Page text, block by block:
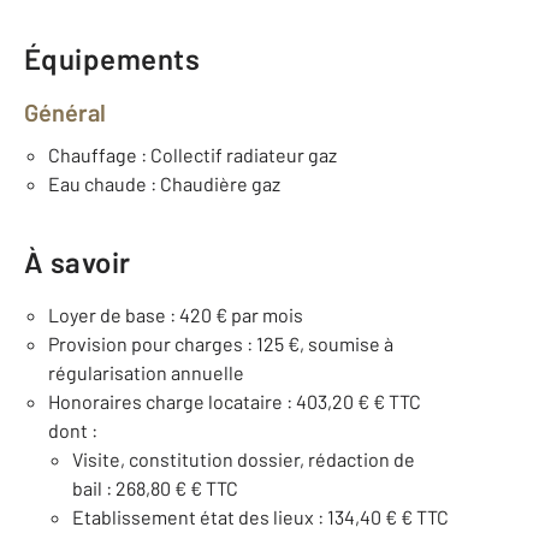
Équipements
Général
Chauffage : Collectif radiateur gaz
Eau chaude : Chaudière gaz
À savoir
Loyer de base : 420 € par mois
Provision pour charges : 125 €, soumise à
régularisation annuelle
Honoraires charge locataire : 403,20 € € TTC
dont :
Visite, constitution dossier, rédaction de
bail : 268,80 € € TTC
Etablissement état des lieux : 134,40 € € TTC